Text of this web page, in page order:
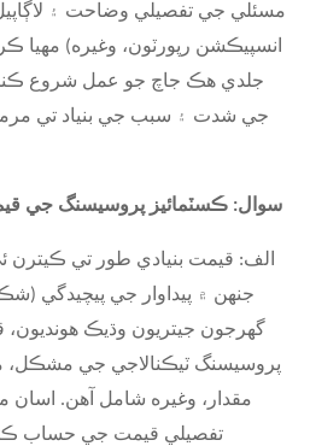
مسئلي جي تفصيلي وضاحت ۽
انسپيڪشن رپورٽون، وغيره)
جلدي هڪ جاچ جو عمل شروع
جي شدت ۽ سبب جي بنياد تي
سوال: ڪسٽمائيز پروسيسنگ جي
الف: قيمت بنيادي طور تي
جنهن ۾ پيداوار جي پيچيدگي
گهرجون جيتريون وڌيڪ
پروسيسنگ ٽيڪنالاجي جي مشڪل،
مقدار، وغيره شامل آهن. اسان
تفصيلي قيمت جي حساب